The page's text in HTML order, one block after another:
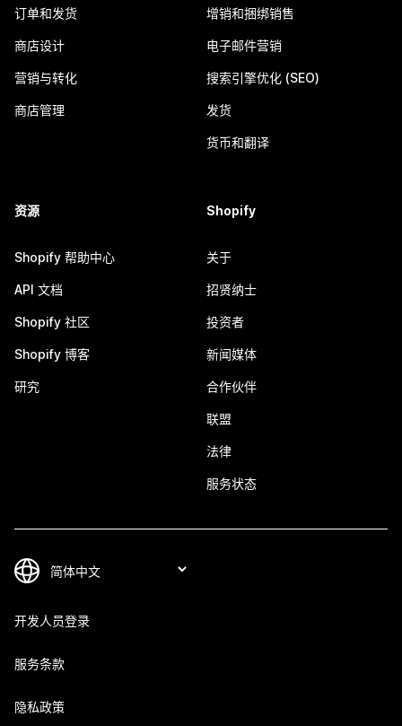
订单和发货
商店设计
营销与转化
商店管理
增销和捆绑销售
电子邮件营销
搜索引擎优化 (SEO)
发货
货币和翻译
资源
Shopify 帮助中心
API 文档
Shopify 社区
Shopify 博客
研究
Shopify
关于
招贤纳士
投资者
新闻媒体
合作伙伴
联盟
法律
服务状态
开发人员登录
服务条款
隐私政策